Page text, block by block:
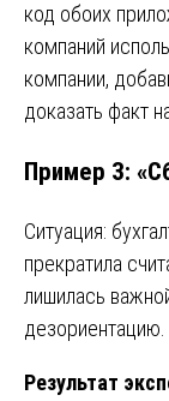
код обоих
компаний
компании,
доказать факт
Пример 3:
Ситуация:
прекратила
лишилась
дезориентацию.
Результат